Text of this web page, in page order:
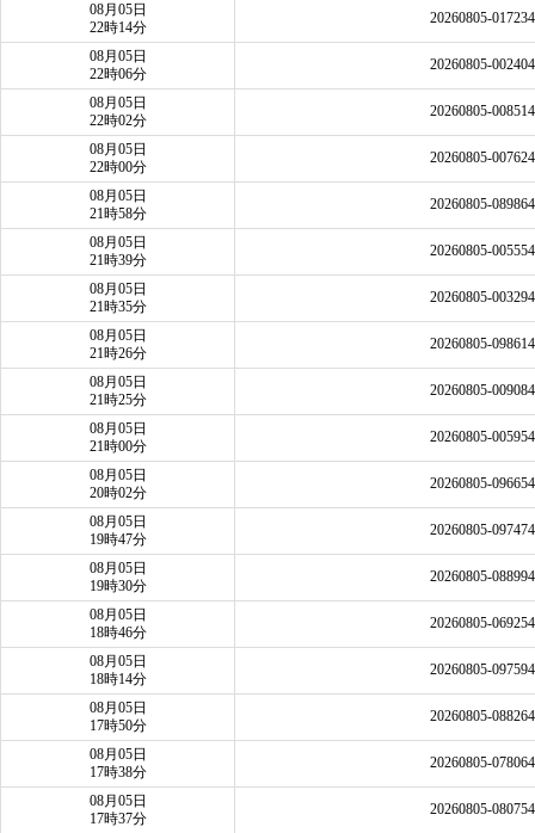
08月05日
22時14分
20260805-
08月05日
22時06分
20260805-
08月05日
22時02分
20260805-
08月05日
22時00分
20260805-
08月05日
21時58分
20260805-
08月05日
21時39分
20260805-
08月05日
21時35分
20260805-
08月05日
21時26分
20260805-
08月05日
21時25分
20260805-
08月05日
21時00分
20260805-
08月05日
20時02分
20260805-
08月05日
19時47分
20260805-
08月05日
19時30分
20260805-
08月05日
18時46分
20260805-
08月05日
18時14分
20260805-
08月05日
17時50分
20260805-
08月05日
17時38分
20260805-
08月05日
17時37分
20260805-